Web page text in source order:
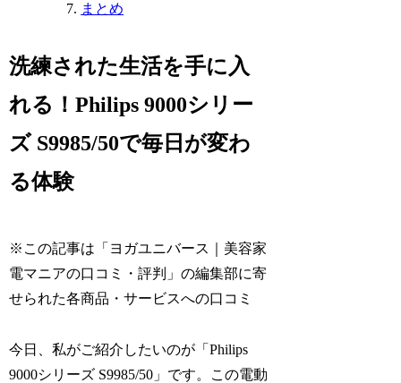
まとめ
洗練された生活を手に入
れる！Philips 9000シリー
ズ S9985/50で毎日が変わ
る体験
※この記事は「ヨガユニバース｜美容家
電マニアの口コミ・評判」の編集部に寄
せられた各商品・サービスへの口コミ
今日、私がご紹介したいのが「Philips
9000シリーズ S9985/50」です。この電動